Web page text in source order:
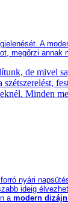
A
megőrzi
de
Minden
nyári
ideig
a modern dizájn